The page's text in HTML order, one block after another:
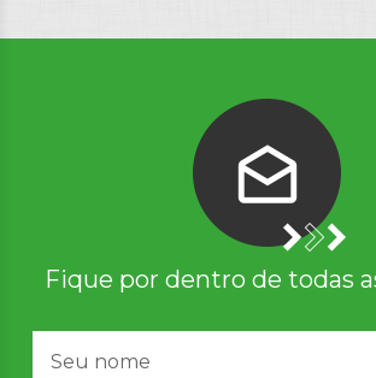
Fique por dentro de todas